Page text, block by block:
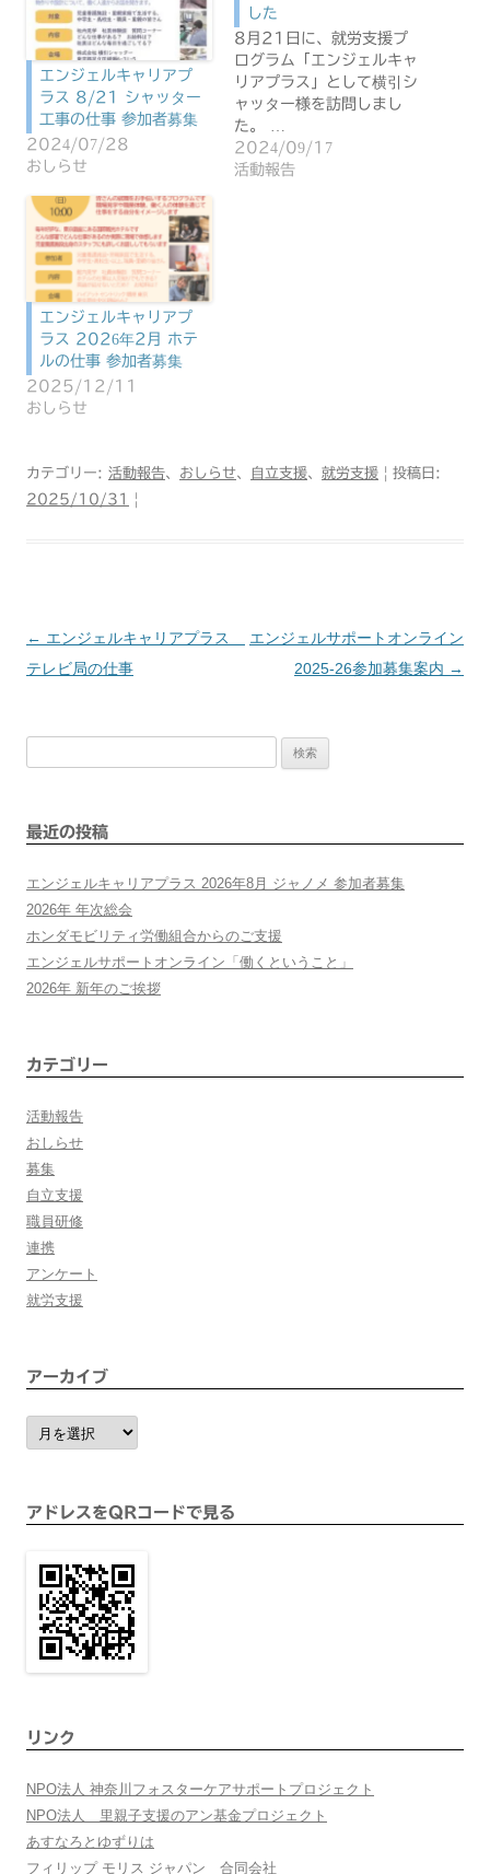
エンジェルキャリアプ
ラス 8/21 シャッター
工事の仕事 参加者募集
2024/07/28
おしらせ
した
8月21日に、就労支援プ
ログラム「エンジェルキャ
リアプラス」として横引シ
ャッター様を訪問しまし
た。 …
2024/09/17
活動報告
エンジェルキャリアプ
ラス 2026年2月 ホテ
ルの仕事 参加者募集
2025/12/11
おしらせ
カテゴリー: 活動報告、 おしらせ、 自立支援、 就労支援 | 投稿日:
2025/10/31
|
投
ー
シ
ン
← エンジェルキャリアプラス
テレビ局の仕事
エンジェルサポートオンライン
2025-26参加募集案内 →
最近の投稿
エンジェルキャリアプラス 2026年8月 ジャノメ 参加者募集
2026年 年次総会
ホンダモビリティ労働組合からのご支援
エンジェルサポートオンライン「働くということ」
2026年 新年のご挨拶
カテゴリー
活動報告
おしらせ
募集
自立支援
職員研修
連携
アンケート
就労支援
アーカイブ
ア
ー
カ
アドレスをQRコードで見る
リンク
NPO法人 神奈川フォスターケアサポートプロジェクト
NPO法人 里親子支援のアン基金プロジェクト
あすなろとゆずりは
フィリップ モリス ジャパン 合同会社